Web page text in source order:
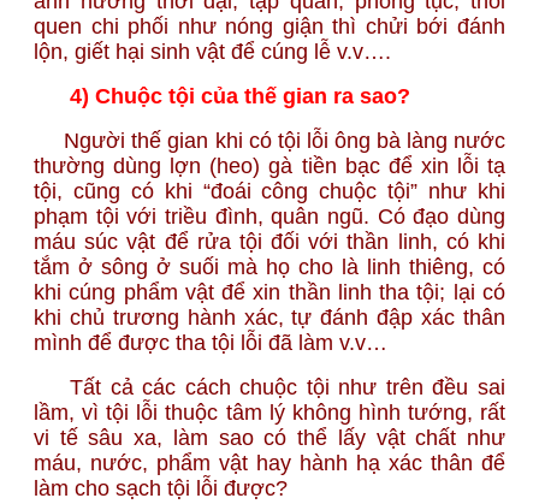
quen chi phối như nóng giận thì chửi bới đánh
lộn, giết hại sinh vật để cúng lễ v.v….
4) Chuộc tội của thế gian ra sao?
Người thế gian khi có tội lỗi ông bà làng nước
thường dùng lợn (heo) gà tiền bạc để xin lỗi tạ
tội, cũng có khi “đoái công chuộc tội” như khi
phạm tội với triều đình, quân ngũ. Có đạo dùng
máu súc vật để rửa tội đối với thần linh, có khi
tắm ở sông ở suối mà họ cho là linh thiêng, có
khi cúng phẩm vật để xin thần linh tha tội; lại có
khi chủ trương hành xác, tự đánh đập xác thân
mình để được tha tội lỗi đã làm v.v…
Tất cả các cách chuộc tội như trên đều sai
lầm, vì tội lỗi thuộc tâm lý không hình tướng, rất
vi tế sâu xa, làm sao có thể lấy vật chất như
máu, nước, phẩm vật hay hành hạ xác thân để
làm cho sạch tội lỗi được?